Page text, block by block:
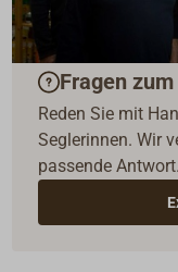
Fragen
Reden Sie mit
Seglerinnen. Wir
passende Antwort.